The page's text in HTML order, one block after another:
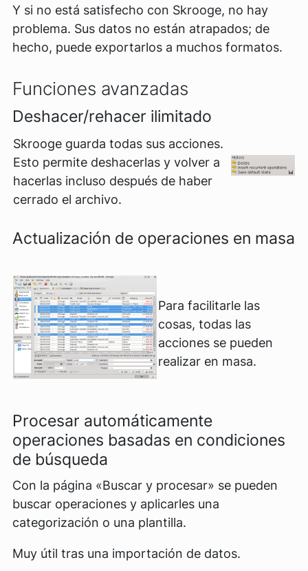
Y si no está satisfecho con Skrooge, no hay
problema. Sus datos no están atrapados; de
hecho, puede exportarlos a muchos formatos.
Funciones avanzadas
Deshacer/rehacer ilimitado
Skrooge guarda todas sus acciones.
Esto permite deshacerlas y volver a
hacerlas incluso después de haber
cerrado el archivo.
Actualización de operaciones en masa
Para facilitarle las
cosas, todas las
acciones se pueden
realizar en masa.
Procesar automáticamente
operaciones basadas en condiciones
de búsqueda
Con la página «Buscar y procesar» se pueden
buscar operaciones y aplicarles una
categorización o una plantilla.
Muy útil tras una importación de datos.